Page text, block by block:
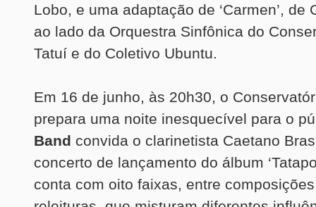
Lobo, e uma adaptação de ‘Carmen’, de
ao lado da Orquestra Sinfônica do
Tatuí e do Coletivo Ubuntu.
Em 16 de junho, às 20h30, o
prepara uma noite inesquecível para o
Band convida o clarinetista Caetano
concerto de lançamento do álbum
conta com oito faixas, entre